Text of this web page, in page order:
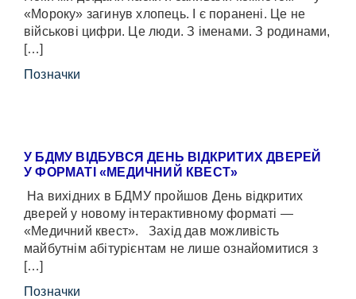
«Мороку» загинув хлопець. І є поранені. Це не
військові цифри. Це люди. З іменами. З родинами,
[…]
Позначки
У БДМУ ВІДБУВСЯ ДЕНЬ ВІДКРИТИХ ДВЕРЕЙ
У ФОРМАТІ «МЕДИЧНИЙ КВЕСТ»
На вихідних в БДМУ пройшов День відкритих
дверей у новому інтерактивному форматі —
«Медичний квест». Захід дав можливість
майбутнім абітурієнтам не лише ознайомитися з
[…]
Позначки